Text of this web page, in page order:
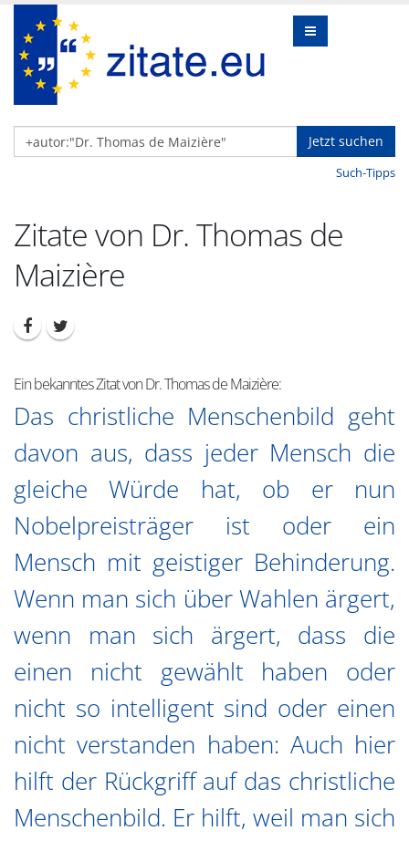
Jetzt suchen
Such-Tipps
Zitate von Dr. Thomas de
Maizière
Ein bekanntes Zitat von Dr. Thomas de Maizière:
Das christliche Menschenbild geht
davon aus, dass jeder Mensch die
gleiche Würde hat, ob er nun
Nobelpreisträger ist oder ein
Mensch mit geistiger Behinderung.
Wenn man sich über Wahlen ärgert,
wenn man sich ärgert, dass die
einen nicht gewählt haben oder
nicht so intelligent sind oder einen
nicht verstanden haben: Auch hier
hilft der Rückgriff auf das christliche
Menschenbild. Er hilft, weil man sich